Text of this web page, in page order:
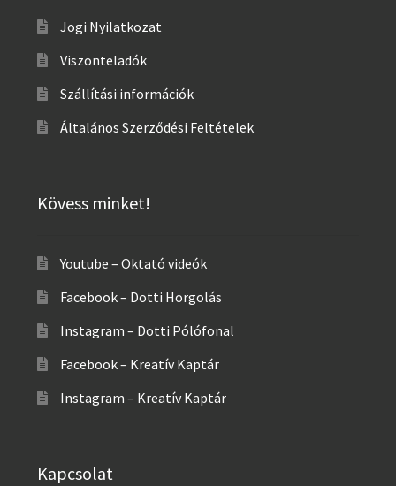
Jogi Nyilatkozat
Viszonteladók
Szállítási információk
Általános Szerződési Feltételek
Kövess minket!
Youtube – Oktató videók
Facebook – Dotti Horgolás
Instagram – Dotti Pólófonal
Facebook – Kreatív Kaptár
Instagram – Kreatív Kaptár
Kapcsolat